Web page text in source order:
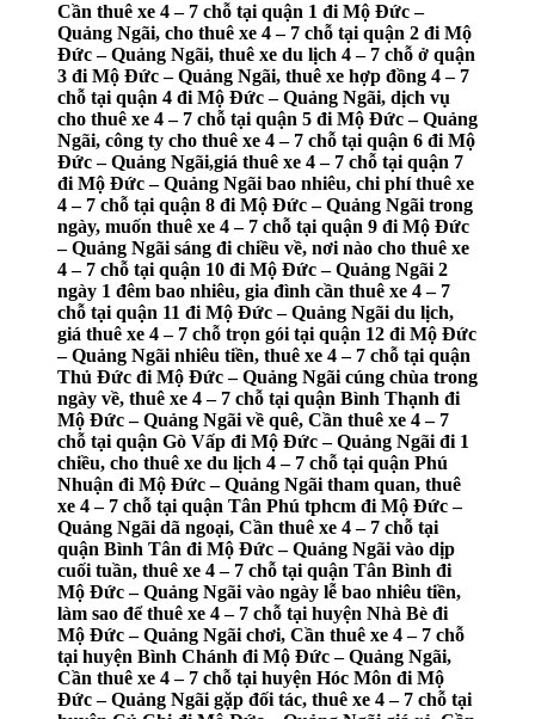
Cần thuê xe 4 – 7 chỗ tại quận 1 đi Mộ Đức –
Quảng Ngãi, cho thuê xe 4 – 7 chỗ tại quận 2 đi Mộ
Đức – Quảng Ngãi, thuê xe du lịch 4 – 7 chỗ ở quận
3 đi Mộ Đức – Quảng Ngãi, thuê xe hợp đồng 4 – 7
chỗ tại quận 4 đi Mộ Đức – Quảng Ngãi, dịch vụ
cho thuê xe 4 – 7 chỗ tại quận 5 đi Mộ Đức – Quảng
Ngãi, công ty cho thuê xe 4 – 7 chỗ tại quận 6 đi Mộ
Đức – Quảng Ngãi,giá thuê xe 4 – 7 chỗ tại quận 7
đi Mộ Đức – Quảng Ngãi bao nhiêu, chi phí thuê xe
4 – 7 chỗ tại quận 8 đi Mộ Đức – Quảng Ngãi trong
ngày, muốn thuê xe 4 – 7 chỗ tại quận 9 đi Mộ Đức
– Quảng Ngãi sáng đi chiều về, nơi nào cho thuê xe
4 – 7 chỗ tại quận 10 đi Mộ Đức – Quảng Ngãi 2
ngày 1 đêm bao nhiêu, gia đình cần thuê xe 4 – 7
chỗ tại quận 11 đi Mộ Đức – Quảng Ngãi du lịch,
giá thuê xe 4 – 7 chỗ trọn gói tại quận 12 đi Mộ Đức
– Quảng Ngãi nhiêu tiền, thuê xe 4 – 7 chỗ tại quận
Thủ Đức đi Mộ Đức – Quảng Ngãi cúng chùa trong
ngày về, thuê xe 4 – 7 chỗ tại quận Bình Thạnh đi
Mộ Đức – Quảng Ngãi về quê, Cần thuê xe 4 – 7
chỗ tại quận Gò Vấp đi Mộ Đức – Quảng Ngãi đi 1
chiều, cho thuê xe du lịch 4 – 7 chỗ tại quận Phú
Nhuận đi Mộ Đức – Quảng Ngãi tham quan, thuê
xe 4 – 7 chỗ tại quận Tân Phú tphcm đi Mộ Đức –
Quảng Ngãi dã ngoại, Cần thuê xe 4 – 7 chỗ tại
quận Bình Tân đi Mộ Đức – Quảng Ngãi vào dịp
cuối tuần, thuê xe 4 – 7 chỗ tại quận Tân Bình đi
Mộ Đức – Quảng Ngãi vào ngày lễ bao nhiêu tiền,
làm sao để thuê xe 4 – 7 chỗ tại huyện Nhà Bè đi
Mộ Đức – Quảng Ngãi chơi, Cần thuê xe 4 – 7 chỗ
tại huyện Bình Chánh đi Mộ Đức – Quảng Ngãi,
Cần thuê xe 4 – 7 chỗ tại huyện Hóc Môn đi Mộ
Đức – Quảng Ngãi gặp đối tác, thuê xe 4 – 7 chỗ tại